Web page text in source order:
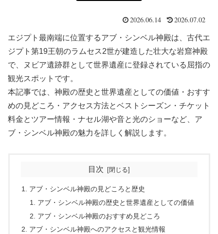
2026.06.14 2026.07.02
エジプト最南端に位置するアブ・シンベル神殿は、古代エ
ジプト第19王朝のラムセス2世が建造した壮大な岩窟神殿
で、ヌビア遺跡群として世界遺産に登録されている屈指の
観光スポットです。
本記事では、神殿の歴史と世界遺産としての価値・おすす
めの見どころ・アクセス方法とベストシーズン・チケット
料金とツアー情報・ナセル湖や音と光のショーなど、ア
ブ・シンベル神殿の魅力を詳しく解説します。
目次
アブ・シンベル神殿の見どころと歴史
アブ・シンベル神殿の歴史と世界遺産としての価値
アブ・シンベル神殿のおすすめ見どころ
アブ・シンベル神殿へのアクセスと観光情報